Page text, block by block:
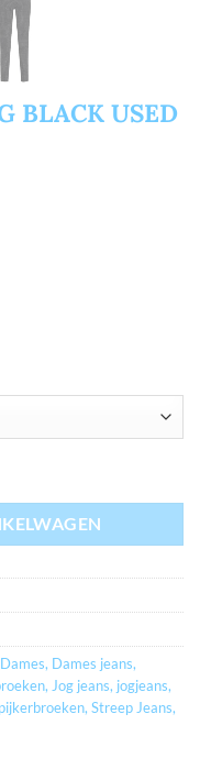
BLACK USED
Dames, Dames jeans,
, Jog jeans, jogjeans,
, Streep Jeans,